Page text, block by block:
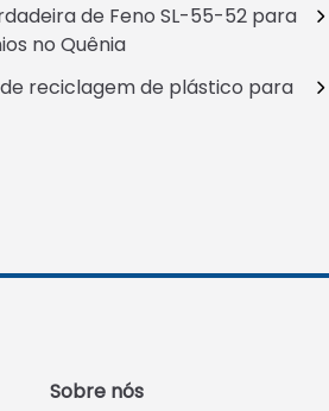
de Feno SL-55-52 para
no Quênia
reciclagem de plástico para
Sobre nós